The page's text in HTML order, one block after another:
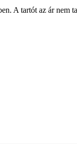
A tartót az ár nem